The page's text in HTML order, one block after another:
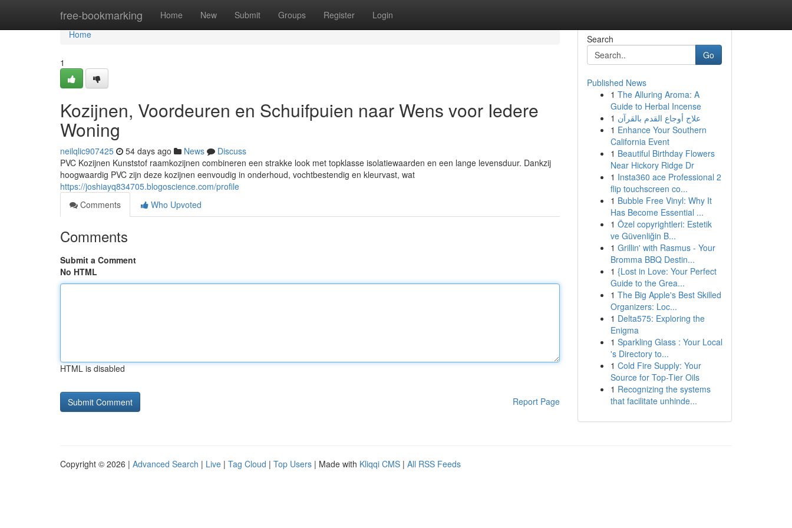
free-bookmarking Home New Submit Groups Register Login
Home
Home
1
Kozijnen, Voordeuren en Schuifpuien naar Wens voor Iedere
Woning
neilqlic907425 54 days ago News
Discuss
PVC Kozijnen Kunststof raamkozijnen combineren een strakke look met topklasse isolatiewaarden en een lange levensduur. Dankzij
hoogwaardig PVC zijn deze kozijnen eenvoudig in onderhoud, vochtbestendig en kleurvast, wat
https://joshiayq834705.blogoscience.com/profile
Comments
Who Upvoted
Comments
Submit a Comment
No HTML
HTML is disabled
Report Page
Search
Go
Published News
1 The Alluring Aroma: A
Guide to Herbal Incense
1 علاج أوجاع القدم بالقرآن
1 Enhance Your Southern
California Event
1 Beautiful Birthday Flowers
Near Hickory Ridge Dr
1 Insta360 ace Professional 2
flip touchscreen co...
1 Bubble Free Vinyl: Why It
Has Become Essential ...
1 Özel copyrightleri: Estetik
ve Güvenliğin B...
1 Grillin' with Rasmus - Your
Bromma BBQ Destin...
1 {Lost in Love: Your Perfect
Guide to the Grea...
1 The Big Apple's Best Skilled
Organizers: Loc...
1 Delta575: Exploring the
Enigma
1 Sparkling Glass : Your Local
's Directory to...
1 Cold Fire Supply: Your
Source for Top-Tier Oils
1 Recognizing the systems
that facilitate unhinde...
Copyright © 2026 | Advanced Search | Live | Tag Cloud | Top Users | Made with Kliqqi CMS | All RSS Feeds